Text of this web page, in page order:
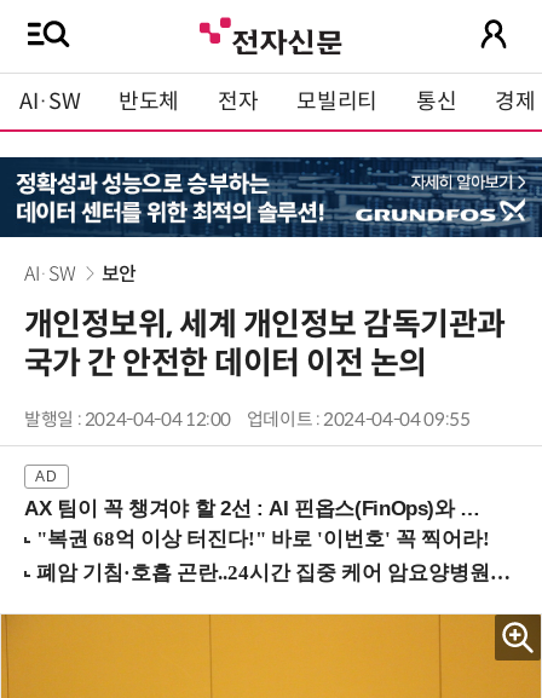
AI·SW 반도체 전자 모빌리티 통신 경제
AI·SW 보안
개인정보위, 세계 개인정보 감독기관과
국가 간 안전한 데이터 이전 논의
발행일 : 2024-04-04 12:00 업데이트 : 2024-04-04 09:55
AX 팀이 꼭 챙겨야 할 2선 : AI 핀옵스(FinOps)와 토큰 거버넌스 (8/21 잠실역)